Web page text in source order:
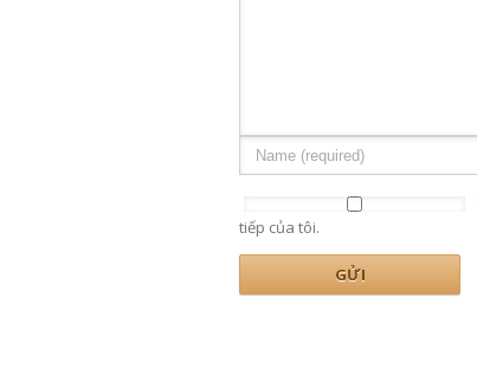
tiếp của tôi.